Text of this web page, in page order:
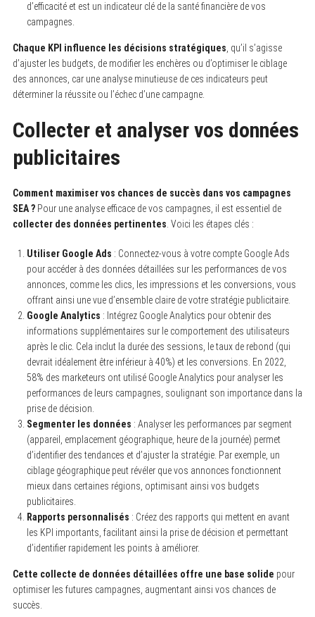
d’efficacité et est un indicateur clé de la santé financière de vos
campagnes.
Chaque KPI influence les décisions stratégiques, qu’il s’agisse
d’ajuster les budgets, de modifier les enchères ou d’optimiser le ciblage
des annonces, car une analyse minutieuse de ces indicateurs peut
déterminer la réussite ou l’échec d’une campagne.
Collecter et analyser vos données
publicitaires
Comment maximiser vos chances de succès dans vos campagnes
SEA ?Pour une analyse efficace de vos campagnes, il est essentiel de
collecter des données pertinentes. Voici les étapes clés :
Utiliser Google Ads : Connectez-vous à votre compte Google Ads
pour accéder à des données détaillées sur les performances de vos
annonces, comme les clics, les impressions et les conversions, vous
offrant ainsi une vue d’ensemble claire de votre stratégie publicitaire.
Google Analytics : Intégrez Google Analytics pour obtenir des
informations supplémentaires sur le comportement des utilisateurs
après le clic. Cela inclut la durée des sessions, le taux de rebond (qui
devrait idéalement être inférieur à 40%) et les conversions. En 2022,
58% des marketeurs ont utilisé Google Analytics pour analyser les
performances de leurs campagnes, soulignant son importance dans la
prise de décision.
Segmenter les données : Analyser les performances par segment
(appareil, emplacement géographique, heure de la journée) permet
d’identifier des tendances et d’ajuster la stratégie. Par exemple, un
ciblage géographique peut révéler que vos annonces fonctionnent
mieux dans certaines régions, optimisant ainsi vos budgets
publicitaires.
Rapports personnalisés : Créez des rapports qui mettent en avant
les KPI importants, facilitant ainsi la prise de décision et permettant
d’identifier rapidement les points à améliorer.
Cette collecte de données détaillées offre une base solide pour
optimiser les futures campagnes, augmentant ainsi vos chances de
succès.